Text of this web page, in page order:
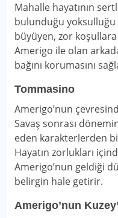
Mahalle hayatının
bulunduğu
büyüyen, zor
Amerigo ile olan
bağını korumasını
Tommasino
Amerigo’nun
Savaş sonrası
eden karakterlerden
Hayatın zorlukları
Amerigo’nun geldiği
belirgin hale getirir.
Amerigo’nun